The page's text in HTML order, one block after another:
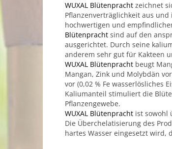
WUXAL Blütenpracht zeichnet
Pflanzenverträglichkeit aus
hochwertigen und
Blütenpracht sind auf den
ausgerichtet. Durch seine
anderem sehr gut für Kakteen
WUXAL Blütenpracht beugt
Mangan, Zink und Molybdän
vor (0,02 % Fe wasserlösliches
Kaliumanteil stimuliert die
Pflanzengewebe.
WUXAL Blütenpracht ist sowohl
Die Überchelatisierung des
hartes Wasser eingesetzt wird,